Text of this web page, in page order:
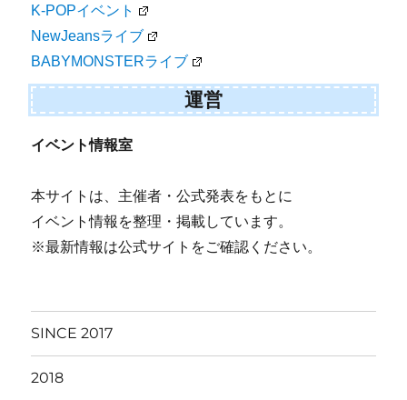
K-POPイベント
NewJeansライブ
BABYMONSTERライブ
運営
イベント情報室
本サイトは、主催者・公式発表をもとに
イベント情報を整理・掲載しています。
※最新情報は公式サイトをご確認ください。
SINCE 2017
2018